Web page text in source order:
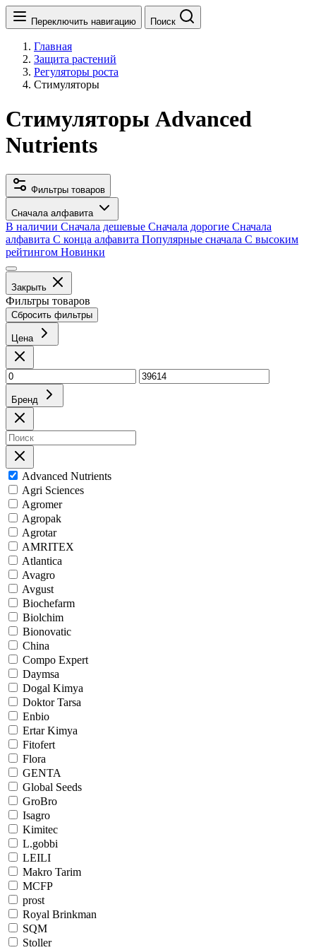
Переключить навигацию Поиск
Главная
Защита растений
Регуляторы роста
Стимуляторы
Стимуляторы Advanced
Nutrients
Фильтры товаров
Сначала алфавита
В наличии Сначала дешевые Сначала дорогие Сначала
алфавита С конца алфавита Популярные сначала С высоким
рейтингом Новинки
Закрыть
Фильтры товаров
Сбросить фильтры
Цена
Бренд
Advanced Nutrients
Agri Sciences
Agromer
Agropak
Agrotar
AMRITEX
Atlantica
Avagro
Avgust
Biochefarm
Biolchim
Bionovatic
China
Compo Expert
Daymsa
Dogal Kimya
Doktor Tarsa
Enbio
Ertar Kimya
Fitofert
Flora
GENTA
Global Seeds
GroBro
Isagro
Kimitec
L.gobbi
LEILI
Makro Tarim
MCFP
prost
Royal Brinkman
SQM
Stoller